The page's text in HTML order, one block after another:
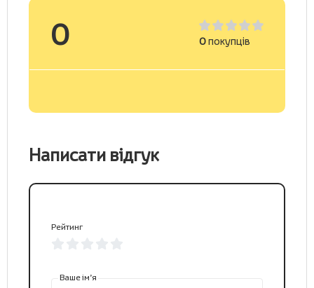
0 0покупців
Написати відгук
Рейтинг
Ваше ім’я